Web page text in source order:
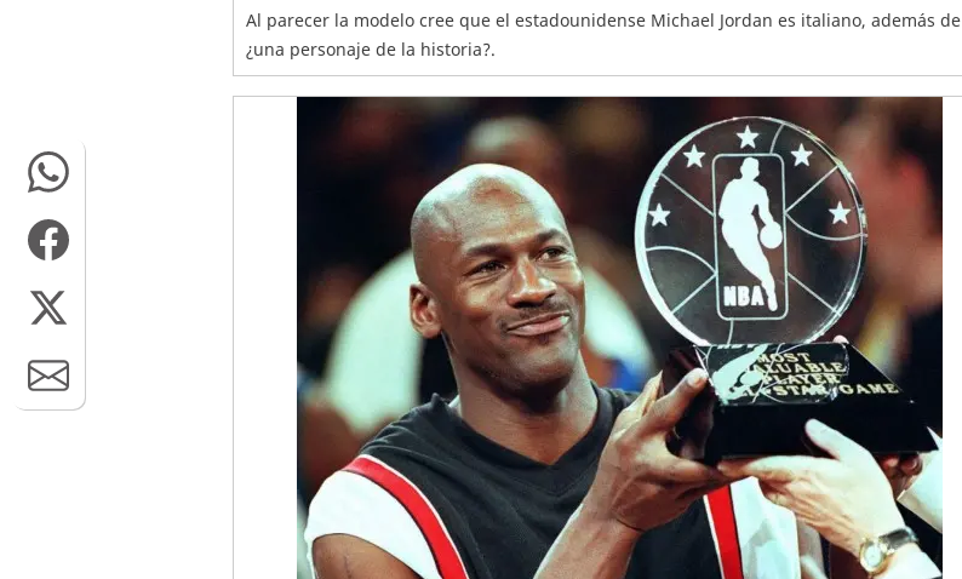
Al parecer la modelo cree que el estadounidense Michael Jordan es italiano, además de
¿una personaje de la historia?.